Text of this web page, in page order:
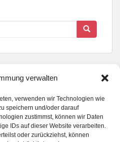
verwalten
verwenden wir Technologien wie
speichern und/oder darauf
zustimmst, können wir Daten
IDs auf dieser Website verarbeiten.
oder zurückziehst, können